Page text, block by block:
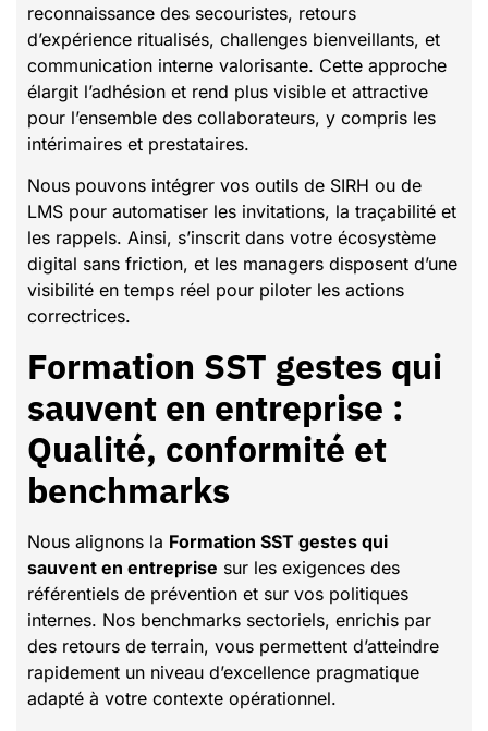
reconnaissance des secouristes, retours
d’expérience ritualisés, challenges bienveillants, et
communication interne valorisante. Cette approche
élargit l’adhésion et rend plus visible et attractive
pour l’ensemble des collaborateurs, y compris les
intérimaires et prestataires.
Nous pouvons intégrer vos outils de SIRH ou de
LMS pour automatiser les invitations, la traçabilité et
les rappels. Ainsi, s’inscrit dans votre écosystème
digital sans friction, et les managers disposent d’une
visibilité en temps réel pour piloter les actions
correctrices.
Formation SST gestes qui
sauvent en entreprise :
Qualité, conformité et
benchmarks
Nous alignons la Formation SST gestes qui
sauvent en entreprise sur les exigences des
référentiels de prévention et sur vos politiques
internes. Nos benchmarks sectoriels, enrichis par
des retours de terrain, vous permettent d’atteindre
rapidement un niveau d’excellence pragmatique
adapté à votre contexte opérationnel.